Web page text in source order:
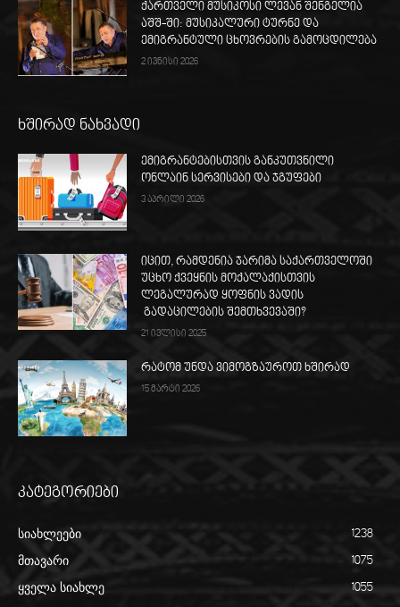
ქართველი მუსიკოსი ლევან შენგელია
აშშ-ში: მუსიკალური ტურნე და
ემიგრანტული ცხოვრების გამოცდილება
2 ივნისი 2026
ხშირად ნახვადი
ემიგრანტებისთვის განკუთვნილი
ონლაინ სერვისები და ჯგუფები
3 აპრილი 2026
იცით, რამდენია ჯარიმა საქართველოში
უცხო ქვეყნის მოქალაქისთვის
ლეგალურად ყოფნის ვადის
გადაცილების შემთხვევაში?
21 ივლისი 2025
რატომ უნდა ვიმოგზაუროთ ხშირად
15 მარტი 2026
კატეგორიები
სიახლეები 1238
მთავარი 1075
ყველა სიახლე 1055